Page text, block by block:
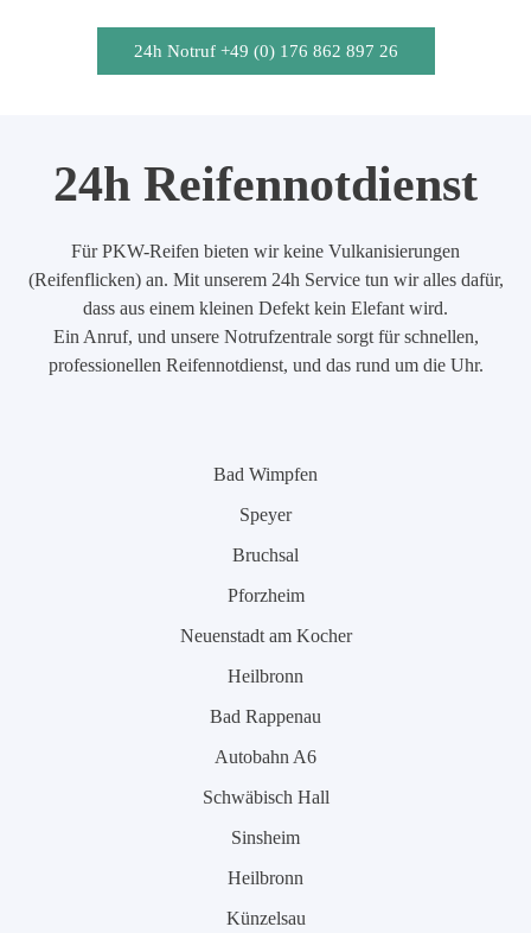
24h Notruf +49 (0) 176 862 897 26
24h Reifennotdienst
Für PKW-Reifen bieten wir keine Vulkanisierungen
(Reifenflicken) an. Mit unserem 24h Service tun wir alles dafür,
dass aus einem kleinen Defekt kein Elefant wird.
Ein Anruf, und unsere Notrufzentrale sorgt für schnellen,
professionellen Reifennotdienst, und das rund um die Uhr.
Bad Wimpfen
Speyer
Bruchsal
Pforzheim
Neuenstadt am Kocher
Heilbronn
Bad Rappenau
Autobahn A6
Schwäbisch Hall
Sinsheim
Heilbronn
Künzelsau